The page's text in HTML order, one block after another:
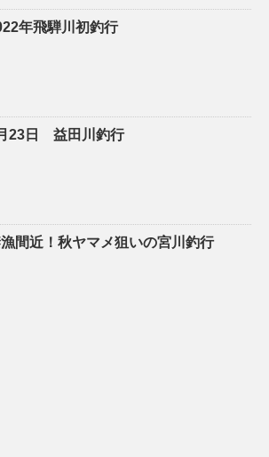
年飛騨川初釣行
23日 益田川釣行
間近！秋ヤマメ狙いの宮川釣行